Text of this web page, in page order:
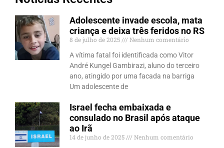
Adolescente invade escola, mata
criança e deixa três feridos no RS
8 de julho de 2025
Nenhum comentário
A vítima fatal foi identificada como Vitor
André Kungel Gambirazi, aluno do terceiro
ano, atingido por uma facada na barriga
Um adolescente de
Israel fecha embaixada e
consulado no Brasil após ataque
ao Irã
14 de junho de 2025
Nenhum comentário